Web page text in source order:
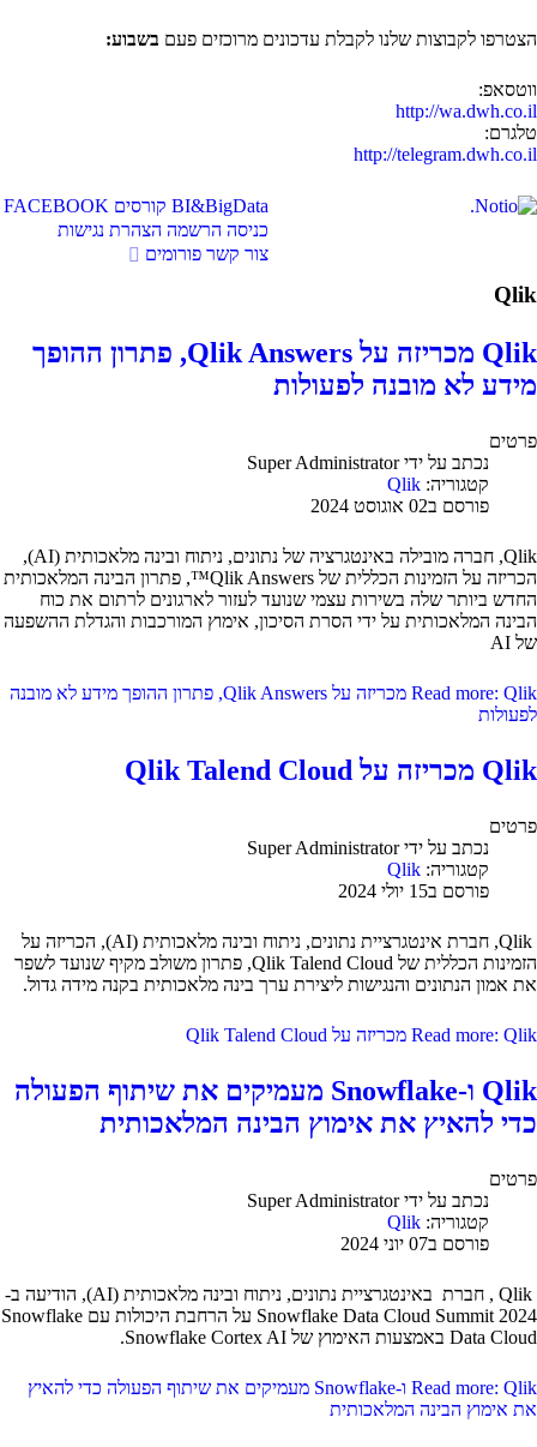
הצטרפו לקבוצות שלנו לקבלת עדכונים מרוכזים פעם בשבוע:
ווטסאפ:
http://wa.dwh.co.il
טלגרם:
http://telegram.dwh.co.il
BI&BigData קורסים FACEBOOK
כניסה הרשמה הצהרת נגישות
צור קשר פורומים
Qlik
Qlik מכריזה על Qlik Answers, פתרון ההופך
מידע לא מובנה לפעולות
פרטים
נכתב על ידיSuper Administrator
קטגוריה: Qlik
פורסם ב02 אוגוסט 2024
Qlik, חברה מובילה באינטגרציה של נתונים, ניתוח ובינה מלאכותית (AI),
הכריזה על הזמינות הכללית של Qlik Answers™, פתרון הבינה המלאכותית
החדש ביותר שלה בשירות עצמי שנועד לעזור לארגונים לרתום את כוח
הבינה המלאכותית על ידי הסרת הסיכון, אימוץ המורכבות והגדלת ההשפעה
של AI
Read more: Qlik מכריזה על Qlik Answers, פתרון ההופך מידע לא מובנה
לפעולות
Qlik מכריזה על Qlik Talend Cloud
פרטים
נכתב על ידיSuper Administrator
קטגוריה: Qlik
פורסם ב15 יולי 2024
Qlik, חברת אינטגרציית נתונים, ניתוח ובינה מלאכותית (AI), הכריזה על
הזמינות הכללית של Qlik Talend Cloud, פתרון משולב מקיף שנועד לשפר
את אמון הנתונים והנגישות ליצירת ערך בינה מלאכותית בקנה מידה גדול.
Read more: Qlik מכריזה על Qlik Talend Cloud
Qlik ו-Snowflake מעמיקים את שיתוף הפעולה
כדי להאיץ את אימוץ הבינה המלאכותית
פרטים
נכתב על ידיSuper Administrator
קטגוריה: Qlik
פורסם ב07 יוני 2024
Qlik , חברת באינטגרציית נתונים, ניתוח ובינה מלאכותית (AI), הודיעה ב-
Snowflake Data Cloud Summit 2024 על הרחבת היכולות עם Snowflake
Data Cloud באמצעות האימוץ של Snowflake Cortex AI.
Read more: Qlik ו-Snowflake מעמיקים את שיתוף הפעולה כדי להאיץ
את אימוץ הבינה המלאכותית